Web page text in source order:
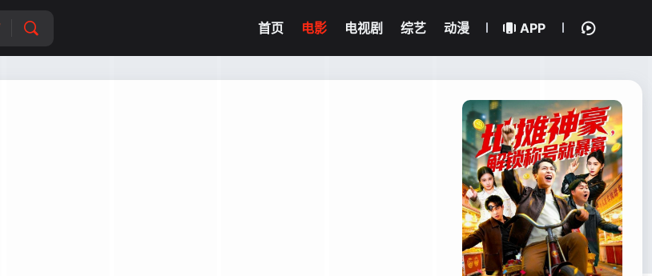
首页 电影 电视剧 综艺 动漫 APP